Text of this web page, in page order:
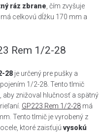
ráz zbrane, čím zvyšuje
celkovú dĺžku 170 mm a
Rem 1/2-28
28 je určený pre pušky a
1/2-28. Tento tlmič
aby znižoval hlučnosť a spätný
GP223 Rem 1/2-28 má
Tento tlmič je vyrobený z
ktoré zaisťujú vysokú